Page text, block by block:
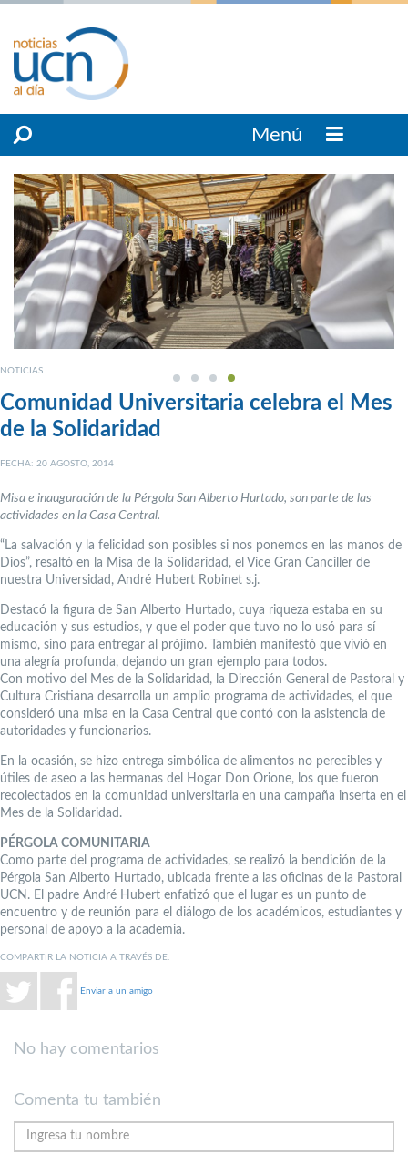
Menú
NOTICIAS
Comunidad Universitaria celebra el Mes
de la Solidaridad
FECHA: 20 AGOSTO, 2014
Misa e inauguración de la Pérgola San Alberto Hurtado, son parte de las
actividades en la Casa Central.
“La salvación y la felicidad son posibles si nos ponemos en las manos de
Dios”, resaltó en la Misa de la Solidaridad, el Vice Gran Canciller de
nuestra Universidad, André Hubert Robinet s.j.
Destacó la figura de San Alberto Hurtado, cuya riqueza estaba en su
educación y sus estudios, y que el poder que tuvo no lo usó para sí
mismo, sino para entregar al prójimo. También manifestó que vivió en
una alegría profunda, dejando un gran ejemplo para todos.
Con motivo del Mes de la Solidaridad, la Dirección General de Pastoral y
Cultura Cristiana desarrolla un amplio programa de actividades, el que
consideró una misa en la Casa Central que contó con la asistencia de
autoridades y funcionarios.
En la ocasión, se hizo entrega simbólica de alimentos no perecibles y
útiles de aseo a las hermanas del Hogar Don Orione, los que fueron
recolectados en la comunidad universitaria en una campaña inserta en el
Mes de la Solidaridad.
PÉRGOLA COMUNITARIA
Como parte del programa de actividades, se realizó la bendición de la
Pérgola San Alberto Hurtado, ubicada frente a las oficinas de la Pastoral
UCN. El padre André Hubert enfatizó que el lugar es un punto de
encuentro y de reunión para el diálogo de los académicos, estudiantes y
personal de apoyo a la academia.
COMPARTIR LA NOTICIA A TRAVÉS DE:
Enviar a un amigo
No hay comentarios
Comenta tu también